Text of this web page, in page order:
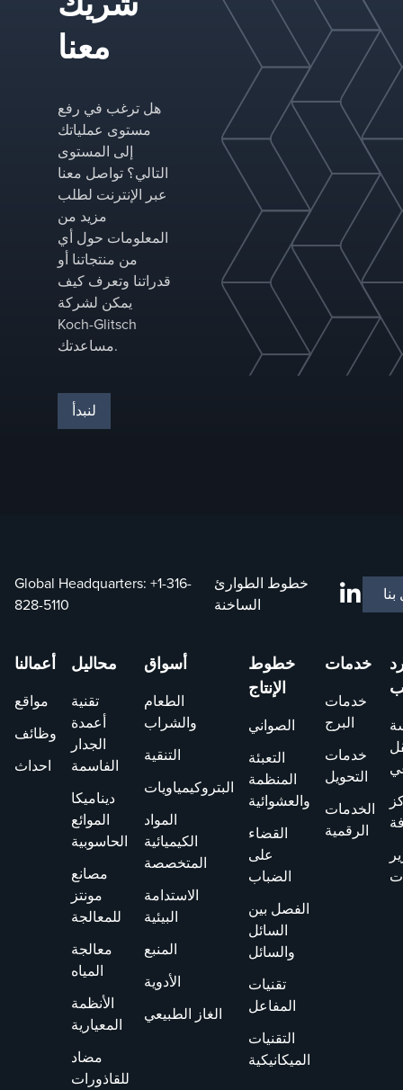
الصناعة،
نوفر الدرج
المناسب
لتطبيقك
ونخصص
التكوينات
لتحسين
الأداء في
عمود الفصل
معنا
هل ترغب في رفع
مستوى عملياتك
إلى المستوى
التالي؟ تواصل معنا
عبر الإنترنت لطلب
مزيد من
المعلومات حول أي
من منتجاتنا أو
قدراتنا وتعرف كيف
يمكن لشركة
Koch-Glitsch
مساعدتك.
لنبدأ
Global Headquarters: +1-316-
828-5110
خطوط الطوارئ
الساخنة
أعمالنا
مواقع
وظائف
احداث
محاليل
تقنية
أعمدة
الجدار
الفاسمة
ديناميكا
الموائع
الحاسوبية
مصانع
مونتز
للمعالجة
معالجة
المياه
الأنظمة
المعيارية
مضاد
للقاذورات
أسواق
الطعام
والشراب
التنقية
البتروكيمياويات
المواد
الكيميائية
المتخصصة
الاستدامة
البيئية
المنبع
الأدوية
الغاز الطبيعي
خطوط
الإنتاج
الصواني
التعبئة
المنظمة
والعشوائية
القضاء
على
الضباب
الفصل بين
السائل
والسائل
تقنيات
المفاعل
التقنيات
الميكانيكية
خدمات
خدمات
البرج
خدمات
التحويل
الخدمات
الرقمية